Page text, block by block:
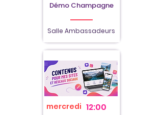
Démo Champagne
Salle Ambassadeurs
mercredi 12:00